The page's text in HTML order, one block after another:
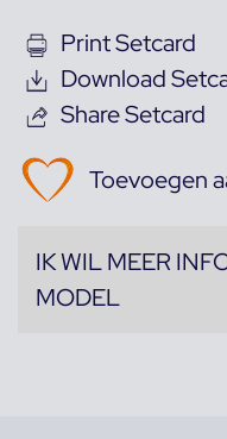
Print Setcard
Download
Share Setcard
Toevoegen
IK WIL MEER
MODEL